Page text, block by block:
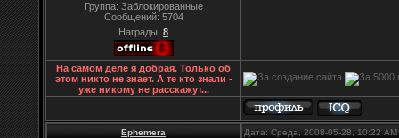
Группа: Заблокированные
Сообщений: 5704
Награды: 8
На самом деле я добрая. Только об
этом никто не знает. А те кто знали -
уже никому не расскажут...
Ephemera Дата: Среда, 2008-05-28, 10:22